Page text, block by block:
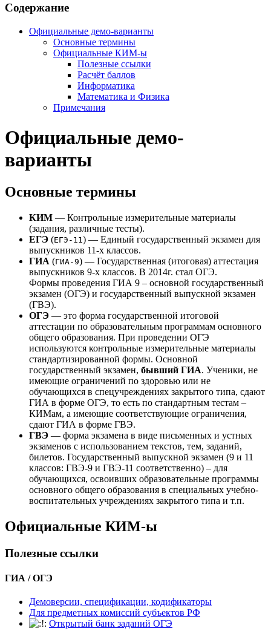
Содержание
Официальные демо-варианты
Основные термины
Официальные КИМ-ы
Полезные ссылки
Расчёт баллов
Информатика
Математика и Физика
Примечания
Официальные демо-
варианты
Основные термины
КИМ — Контрольные измерительные материалы
(задания, различные тесты).
ЕГЭ (ЕГЭ-11 ) — Единый государственный экзамен для
выпускников 11-х классов.
ГИА (ГИА-9) — Государственная (итоговая) аттестация
выпускников 9-х классов. В 2014г. стал ОГЭ.
Формы проведения ГИА 9 – основной государственный
экзамен (ОГЭ) и государственный выпускной экзамен
(ГВЭ).
ОГЭ — это форма государственной итоговой
аттестации по образовательным программам основного
общего образования. При проведении ОГЭ
используются контрольные измерительные материалы
стандартизированной формы. Основной
государственный экзамен, бывший ГИА. Ученики, не
имеющие ограничений по здоровью или не
обучающихся в спецучреждениях закрытого типа, сдают
ГИА в форме ОГЭ, то есть по стандартным тестам –
КИМам, а имеющие соответствующие ограничения,
сдают ГИА в форме ГВЭ.
ГВЭ — форма экзамена в виде письменных и устных
экзаменов с использованием текстов, тем, заданий,
билетов. Государственный выпускной экзамен (9 и 11
классов: ГВЭ-9 и ГВЭ-11 соответственно) – для
обучающихся, освоивших образовательные программы
основного общего образования в специальных учебно-
воспитательных учреждениях закрытого типа и т.п.
Официальные КИМ-ы
Полезные ссылки
ГИА / ОГЭ
Демоверсии, спецификации, кодификаторы
Для предметных комиссий субъектов РФ
Открытый банк заданий ОГЭ